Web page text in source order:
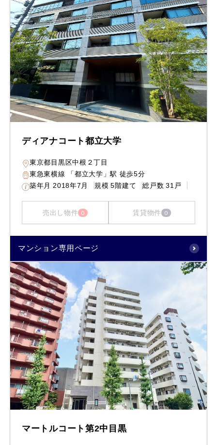
ディアナコート都立大学
東京都目黒区中根２丁目
東急東横線 「都立大学」駅 徒歩5分
築年月 2018年7月 規模 5階建て 総戸数 31戸
売出し物件 0 賃貸物件 0
マンション専用ページ
マートルコート第2中目黒